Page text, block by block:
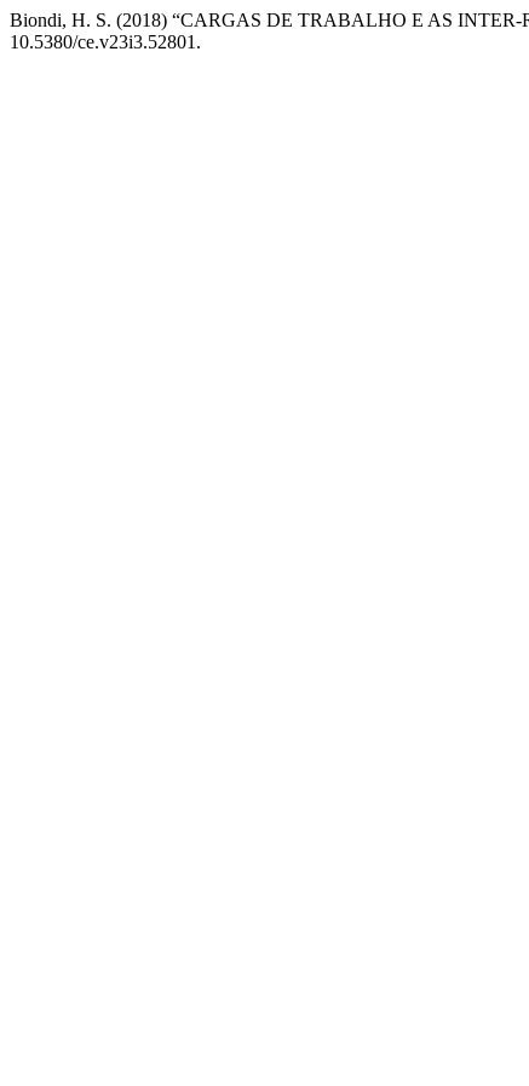
Biondi, H. S. (2018) “CARGAS DE TRABALHO E AS
10.5380/ce.v23i3.52801.